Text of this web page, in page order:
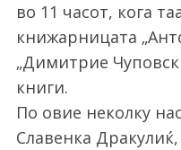
во 11 часот, кога
книжарницата
„Димитрие
книги.
По овие неколку
Славенка